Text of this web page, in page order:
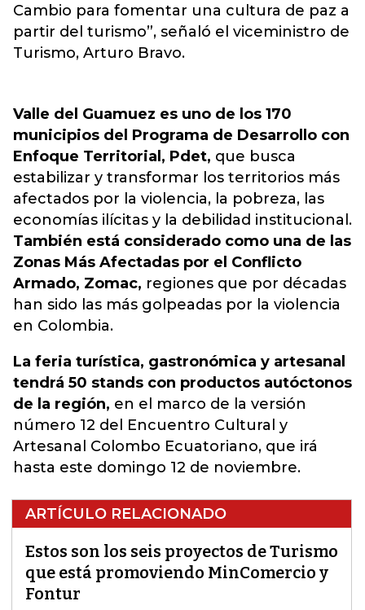
Cambio para fomentar una cultura de paz a
partir del turismo”, señaló el viceministro de
Turismo, Arturo Bravo.
Valle del Guamuez es uno de los 170
municipios del Programa de Desarrollo con
Enfoque Territorial, Pdet, que busca
estabilizar y transformar los territorios más
afectados por la violencia, la pobreza, las
economías ilícitas y la debilidad institucional.
También está considerado como una de las
Zonas Más Afectadas por el Conflicto
Armado, Zomac, regiones que por décadas
han sido las más golpeadas por la violencia
en Colombia.
La feria turística, gastronómica y artesanal
tendrá 50 stands con productos autóctonos
de la región, en el marco de la versión
número 12 del Encuentro Cultural y
Artesanal Colombo Ecuatoriano, que irá
hasta este domingo 12 de noviembre.
ARTÍCULO RELACIONADO
Estos son los seis proyectos de Turismo
que está promoviendo MinComercio y
Fontur